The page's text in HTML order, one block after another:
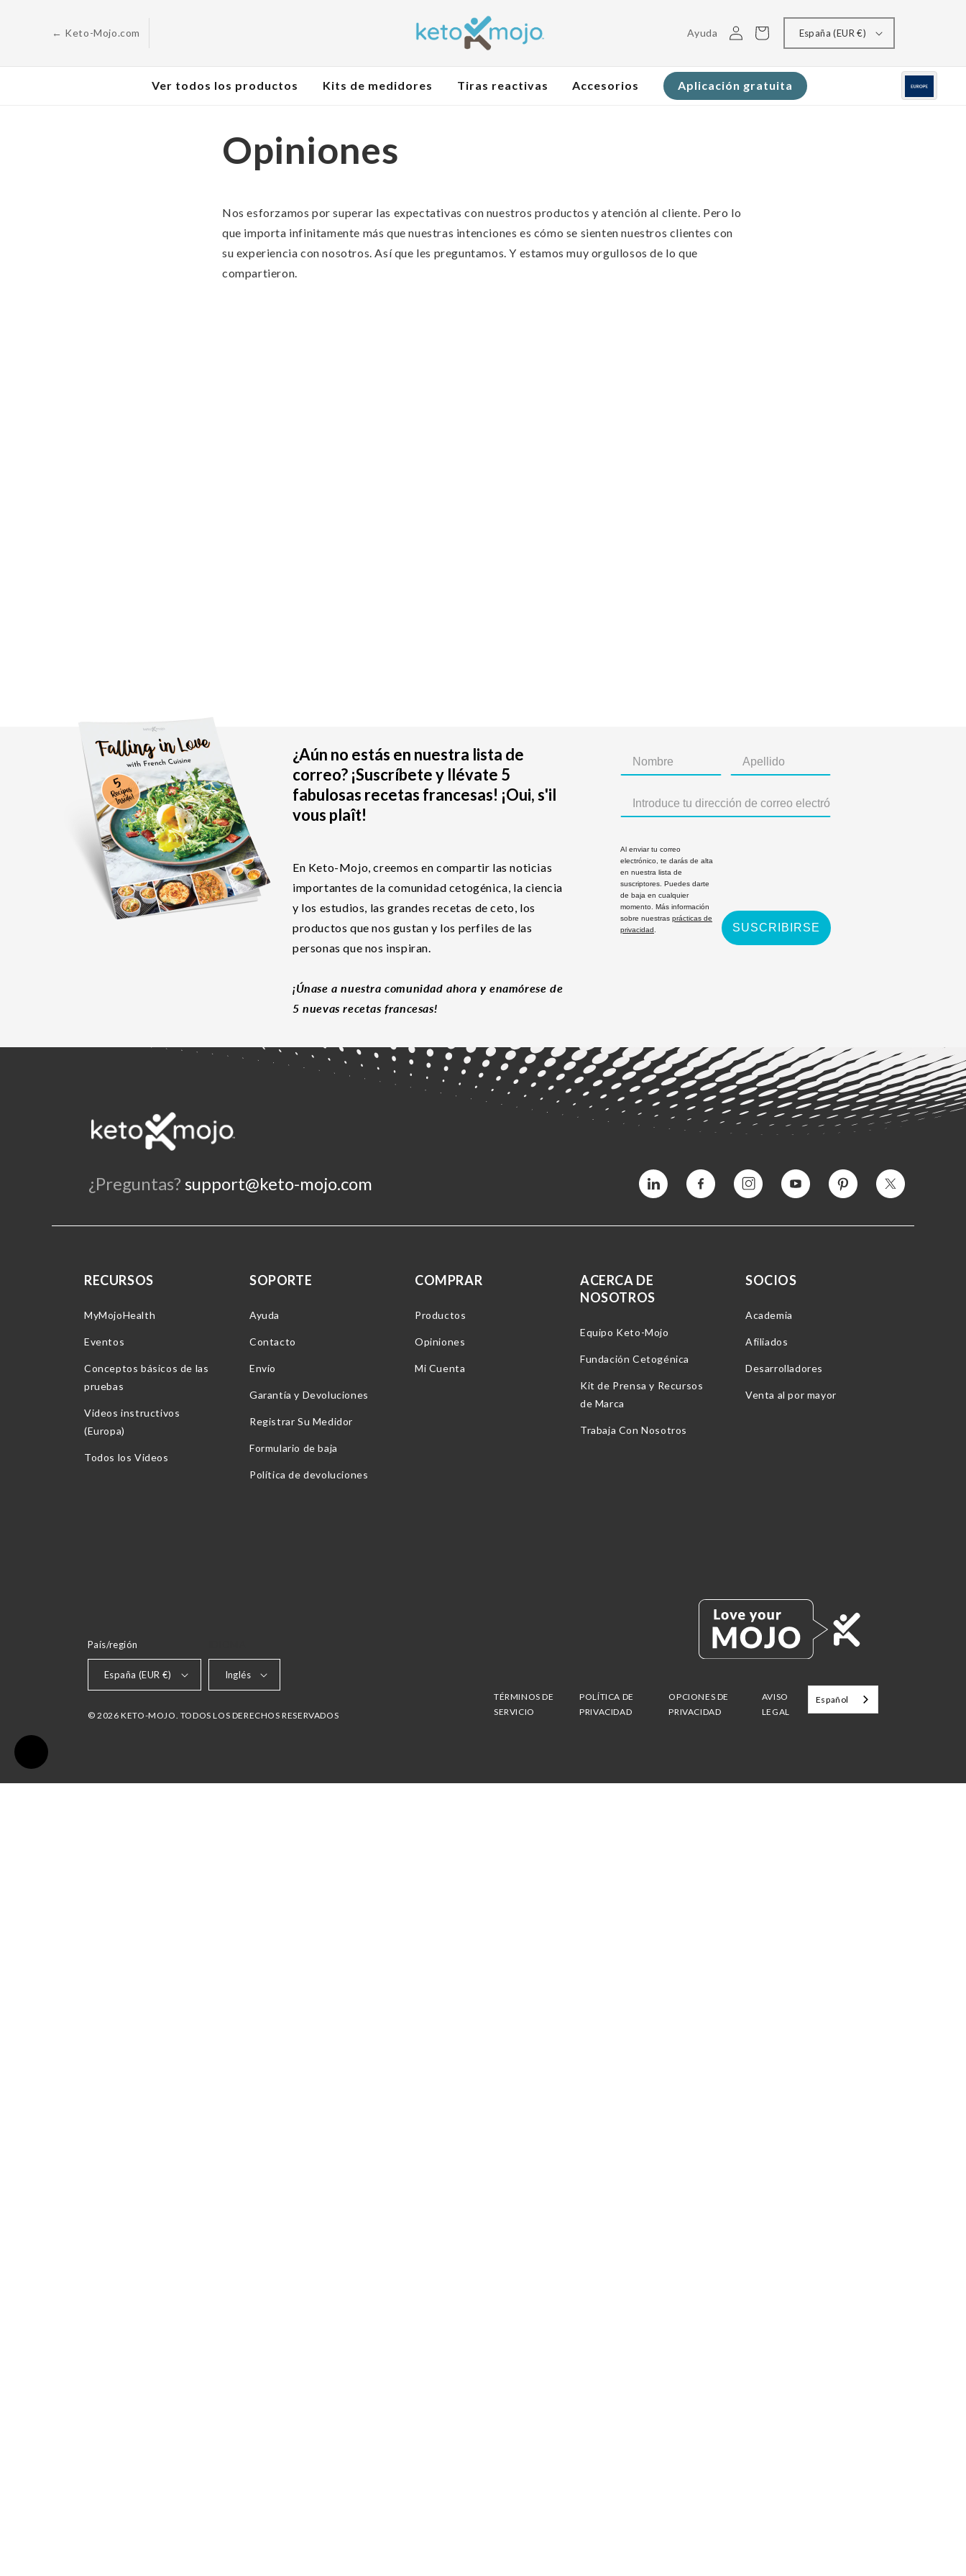
← Keto-Mojo.com AyudaConectarse
Carrito España (EUR €)
Ver todos los productos Kits de medidores Tiras reactivas Accesorios Aplicación gratuita
Opiniones
Nos esforzamos por superar las expectativas con nuestros productos y atención al cliente. Pero lo
que importa infinitamente más que nuestras intenciones es cómo se sienten nuestros clientes con
su experiencia con nosotros. Así que les preguntamos. Y estamos muy orgullosos de lo que
compartieron.
¿Aún no estás en nuestra lista de
correo? ¡Suscríbete y llévate 5
fabulosas recetas francesas! ¡Oui, s'il
vous plaît!
En Keto-Mojo, creemos en compartir las noticias
importantes de la comunidad cetogénica, la ciencia
y los estudios, las grandes recetas de ceto, los
productos que nos gustan y los perfiles de las
personas que nos inspiran.
¡Únase a nuestra comunidad ahora y enamórese de
5 nuevas recetas francesas!
Al enviar tu correo
electrónico, te darás de alta
en nuestra lista de
suscriptores. Puedes darte
de baja en cualquier
momento. Más información
sobre nuestras prácticas de
privacidad
SUSCRIBIRSE
¿Preguntas? support@keto-mojo.com Vimeo Facebook InstagramYouTube Pinterest Twitter
RECURSOS
MyMojoHealth
Eventos
Conceptos básicos de las
pruebas
Videos instructivos
(Europa)
Todos los Videos
SOPORTE
Ayuda
Contacto
Envío
Garantía y Devoluciones
Registrar Su Medidor
Formulario de baja
Política de devoluciones
COMPRAR
Productos
Opiniones
Mi Cuenta
ACERCA DE
NOSOTROS
Equipo Keto-Mojo
Fundación Cetogénica
Kit de Prensa y Recursos
de Marca
Trabaja Con Nosotros
SOCIOS
Academia
Afiliados
Desarrolladores
Venta al por mayor
País/región
España (EUR €) Inglés
© 2026 KETO-MOJO. TODOS LOS DERECHOS RESERVADOS
TÉRMINOS DE
SERVICIO
POLÍTICA DE
PRIVACIDAD
OPCIONES DE
PRIVACIDAD
AVISO
LEGAL
Español